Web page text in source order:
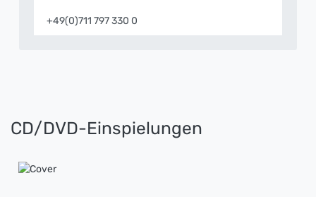
+49(0)711 797 330 0
CD/DVD-Einspielungen